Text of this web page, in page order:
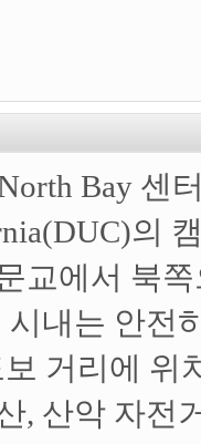
Bay 센
의
교에서 북
내는 안전
거리에 위
, 산악 자전